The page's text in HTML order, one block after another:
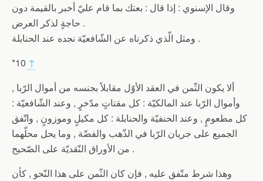
وقال الإسنوي : إذا قال : بعتك بما قام عليّ أخبر بالقيمة دون
حاجةٍ لذكر العرض .
ومثل الّذي ذكرناه عن الشّافعيّة نجده عند الحنابلة .
*10 ↑
ألا يكون الثّمن في العقد الأوّل مقابلاً بجنسه من أموال الرّبا ,
وأموال الرّبا عند المالكيّة : كل مقتاتٍ مدّخرٍ , وعند الشّافعيّة :
كل مطعومٍ , وعند الحنفيّة والحنابلة : كل مكيلٍ وموزونٍ , واتّفق
الجميع على جريان الرّبا في الذّهب والفضّة , وما يحل محلّهما
من الأوراق النّقديّة على الصّحيح .
وهذا شرط متّفق عليه , فإن كان الثّمن على هذا النّحو , كأن